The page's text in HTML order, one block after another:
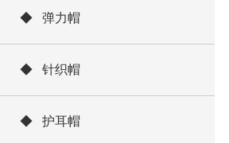
◆ 弹力帽
◆ 针织帽
◆ 护耳帽